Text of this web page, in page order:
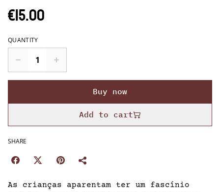
€15.00
QUANTITY
Buy now
Add to cart
SHARE
As crianças aparentam ter um fascínio